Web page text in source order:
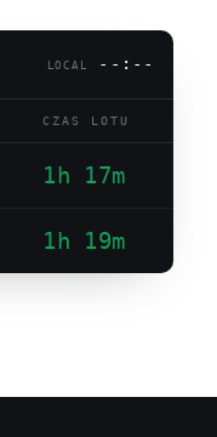
LOCAL --:--
CZAS LOTU
1h 17m
1h 19m